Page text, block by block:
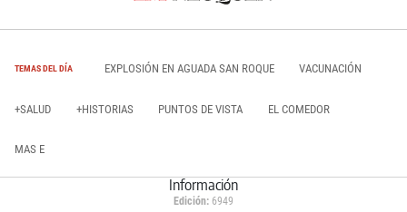
TEMAS DEL DÍA EXPLOSIÓN EN AGUADA SAN ROQUE VACUNACIÓN
+SALUD +HISTORIAS PUNTOS DE VISTA EL COMEDOR
MAS E
Información
Edición: 6949